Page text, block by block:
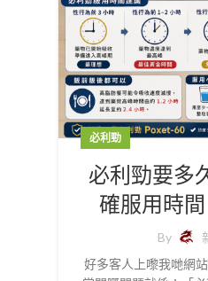
必利勁
必利勁要多
確服用時
By
好多客人上嚟我哋網